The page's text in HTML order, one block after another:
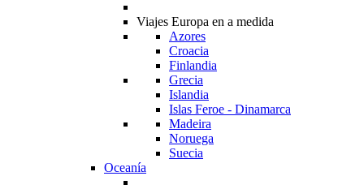
Viajes Europa en a medida
Azores
Croacia
Finlandia
Grecia
Islandia
Islas Feroe - Dinamarca
Madeira
Noruega
Suecia
Oceanía